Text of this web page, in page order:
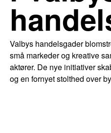
Valbys handelsgader
små markeder og kreative
aktører. De nye initiativer
og en fornyet stolthed over